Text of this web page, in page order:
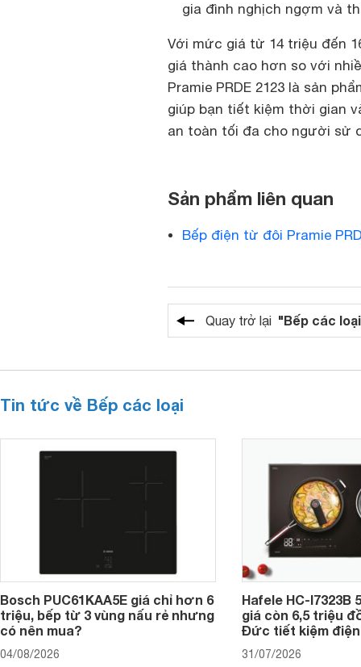
gia đình nghịch ngợm và
Với mức giá từ 14 triệu đến
giá thành cao hơn so với
Pramie PRDE 2123 là sản
giúp bạn tiết kiệm thời gian
an toàn tối đa cho người sử
Sản phẩm liên quan
Bếp điện từ đôi Pramie
Quay trở lại "Bếp các
Tin tức về Bếp các loại
Bosch PUC61KAA5E giá chỉ hơn 6
triệu, bếp từ 3 vùng nấu rẻ nhưng
có nên mua?
04/08/2026
Hafele HC-I7323B
giá còn 6,5 triệu
Đức tiết kiệm
31/07/2026